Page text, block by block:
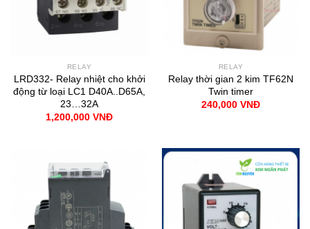
RELAY
LRD332- Relay nhiệt cho khởi
động từ loại LC1 D40A..D65A,
23…32A
1,200,000 VNĐ
RELAY
Relay thời gian 2 kim TF62N
Twin timer
240,000 VNĐ